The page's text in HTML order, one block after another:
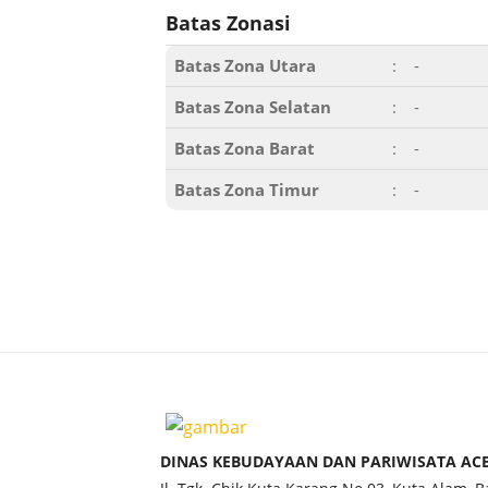
Batas Zonasi
Batas Zona Utara :
-
Batas Zona Selatan
:
-
Batas Zona Barat
:
-
Batas Zona Timur
: -
DINAS KEBUDAYAAN DAN PARIWISATA